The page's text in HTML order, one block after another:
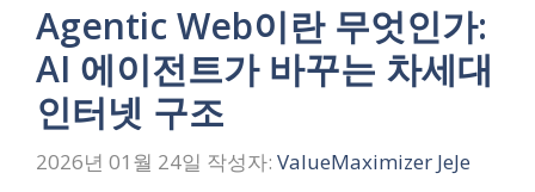
Agentic Web이란 무엇인가:
AI 에이전트가 바꾸는 차세대
인터넷 구조
2026년 01월 24일 작성자: ValueMaximizer JeJe